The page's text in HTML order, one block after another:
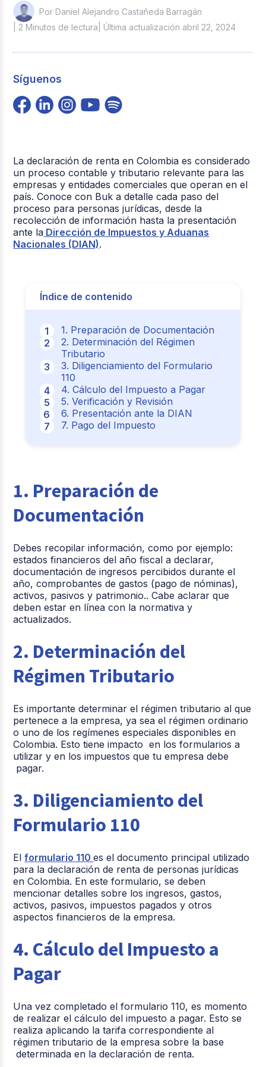
Por Daniel Alejandro Castañeda Barragán
| 2 Minutos de lectura | Última actualización abril 22, 2024
Síguenos
La declaración de renta en Colombia es considerado
un proceso contable y tributario relevante para las
empresas y entidades comerciales que operan en el
país. Conoce con Buk a detalle cada paso del
proceso para personas jurídicas, desde la
recolección de información hasta la presentación
ante la Dirección de Impuestos y Aduanas
Nacionales (DIAN).
Índice de contenido
1. Preparación de Documentación
2. Determinación del Régimen
Tributario
3. Diligenciamiento del Formulario
110
4. Cálculo del Impuesto a Pagar
5. Verificación y Revisión
6. Presentación ante la DIAN
7. Pago del Impuesto
1. Preparación de
Documentación
Debes recopilar información, como por ejemplo:
estados financieros del año fiscal a declarar,
documentación de ingresos percibidos durante el
año, comprobantes de gastos (pago de nóminas),
activos, pasivos y patrimonio.. Cabe aclarar que
deben estar en línea con la normativa y
actualizados.
2. Determinación del
Régimen Tributario
Es importante determinar el régimen tributario al que
pertenece a la empresa, ya sea el régimen ordinario
o uno de los regímenes especiales disponibles en
Colombia. Esto tiene impacto en los formularios a
utilizar y en los impuestos que tu empresa debe
pagar.
3. Diligenciamiento del
Formulario 110
Elformulario 110es el documento principal utilizado
para la declaración de renta de personas jurídicas
en Colombia. En este formulario, se deben
mencionar detalles sobre los ingresos, gastos,
activos, pasivos, impuestos pagados y otros
aspectos financieros de la empresa.
4. Cálculo del Impuesto a
Pagar
Una vez completado el formulario 110, es momento
de realizar el cálculo del impuesto a pagar. Esto se
realiza aplicando la tarifa correspondiente al
régimen tributario de la empresa sobre la base
determinada en la declaración de renta.